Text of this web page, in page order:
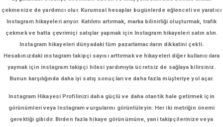
çekmenize de yardımcı olur. Kurumsal hesaplar bugünlerde eğlenceli ve yaratıcı
Instagram hikayeleri arıyor. Katılımı artırmak, marka bilinirliği oluşturmak, trafik
çekmek ve hatta çevrimiçi satışlar yapmak için Instagram hikayeleri satın alın.
Instagram hikayeleri dünyadaki tüm pazarlamacıların dikkatini çekti.
Hesabınızdaki ınstagram takipçi sayısı arttırmak ve hikayeleri diğer kullanıcılara
yaymak için instagram takipçi hilesi yardımıyla ücretsiz de sağlaya bilirsiniz.
Bunun karşılığında daha iyi satış sonuçları ve daha fazla müşteriye yol açar.
Instagram Hikayesi Profilinizi daha güçlü ve daha otantik hale getirmek için
görünümleri veya Instagram vurgularını görüntüleyin. Her iki metriğin önemi
gerektiği gibidir. Birden fazla hikaye görünümüne, yani takipçilerinize veya